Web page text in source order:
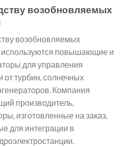
возобновляемых
возобновляемых
используются повышающие и
для управления
турбин, солнечных
Компания
производитель,
изготовленные на заказ,
для интеграции в